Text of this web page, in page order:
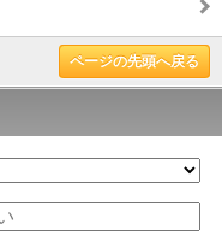
ページの先頭へ戻る